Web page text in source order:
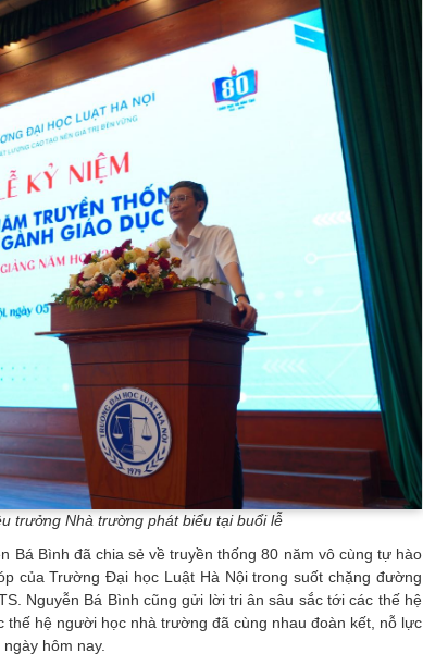
trưởng Nhà trường phát biểu tại buổi lễ
Bá Bình đã chia sẻ về truyền thống 80 năm vô cùng tự hào
của Trường Đại học Luật Hà Nội trong suốt chặng đường
Nguyễn Bá Bình cũng gửi lời tri ân sâu sắc tới các thế hệ
hệ người học nhà trường đã cùng nhau đoàn kết, nỗ lực
hôm nay.